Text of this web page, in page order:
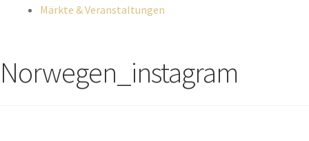
Märkte & Veranstaltungen
Norwegen_instagram